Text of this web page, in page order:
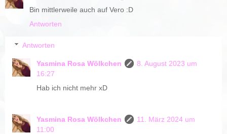
Bin mittlerweile auch auf Vero :D
Antworten
Antworten
Yasmina Rosa Wölkchen
8. August 2023 um
16:27
Hab ich nicht mehr xD
Yasmina Rosa Wölkchen
11. März 2024 um
11:00